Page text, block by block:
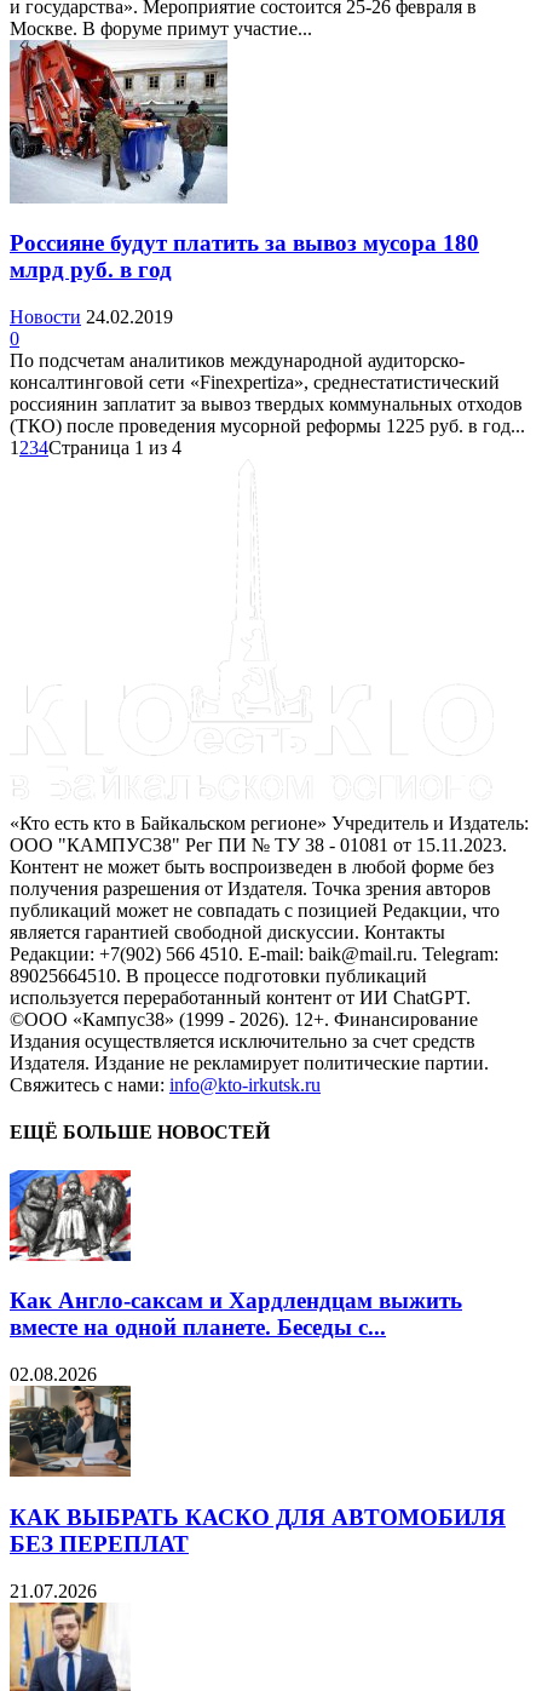
и государства». Мероприятие состоится 25-26 февраля в
Москве. В форуме примут участие...
Россияне будут платить за вывоз мусора 180
млрд руб. в год
Новости 24.02.2019
0
По подсчетам аналитиков международной аудиторско-
консалтинговой сети «Finexpertiza», среднестатистический
россиянин заплатит за вывоз твердых коммунальных отходов
(ТКО) после проведения мусорной реформы 1225 руб. в год...
1 234Страница 1 из 4
«Кто есть кто в Байкальском регионе» Учредитель и Издатель:
ООО "КАМПУС38" Рег ПИ № ТУ 38 - 01081 от 15.11.2023.
Контент не может быть воспроизведен в любой форме без
получения разрешения от Издателя. Точка зрения авторов
публикаций может не совпадать с позицией Редакции, что
является гарантией свободной дискуссии. Контакты
Редакции: +7(902) 566 4510. E-mail: baik@mail.ru. Telegram:
89025664510. В процессе подготовки публикаций
используется переработанный контент от ИИ ChatGPT.
©ООО «Кампус38» (1999 - 2026). 12+. Финансирование
Издания осуществляется исключительно за счет средств
Издателя. Издание не рекламирует политические партии.
Свяжитесь с нами: info@kto-irkutsk.ru
ЕЩЁ БОЛЬШЕ НОВОСТЕЙ
Как Англо-саксам и Хардлендцам выжить
вместе на одной планете. Беседы с...
02.08.2026
КАК ВЫБРАТЬ КАСКО ДЛЯ АВТОМОБИЛЯ
БЕЗ ПЕРЕПЛАТ
21.07.2026